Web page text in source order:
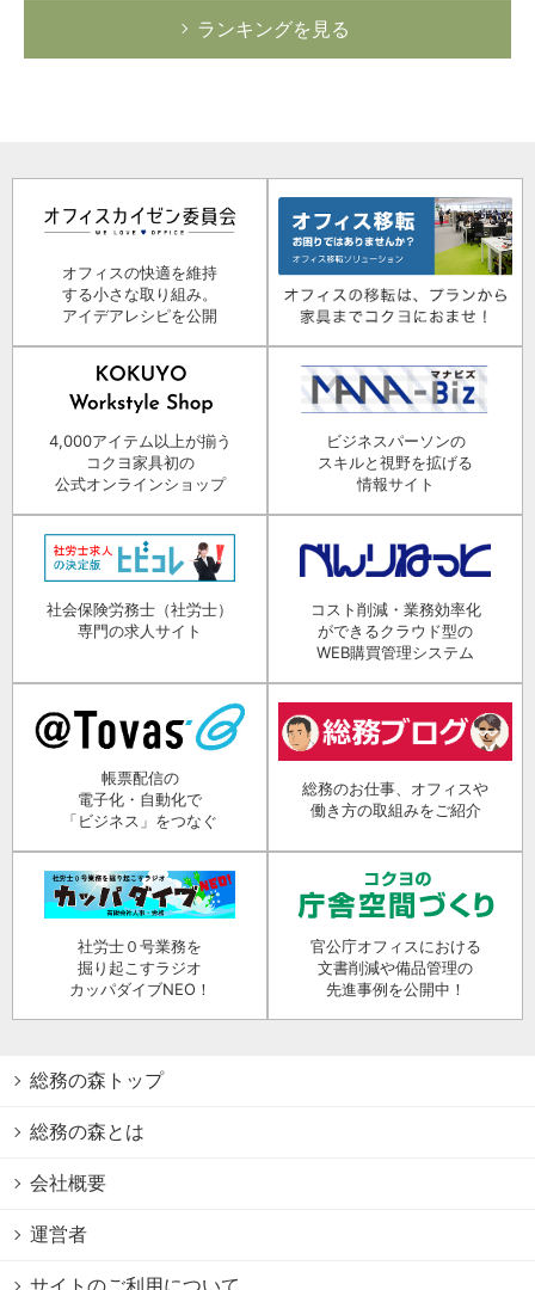
ランキングを見る
オフィスの快適を維持
する小さな取り組み。
アイデアレシピを公開
4,000アイテム以上が揃う
コクヨ家具初の
公式オンラインショップ
ビジネスパーソンの
スキルと視野を拡げる
情報サイト
社会保険労務士（社労士）
専門の求人サイト
コスト削減・業務効率化
ができるクラウド型の
WEB購買管理システム
帳票配信の
電子化・自動化で
「ビジネス」をつなぐ
総務のお仕事、オフィスや
働き方の取組みをご紹介
社労士０号業務を
掘り起こすラジオ
カッパダイブNEO！
官公庁オフィスにおける
文書削減や備品管理の
先進事例を公開中！
総務の森トップ
総務の森とは
会社概要
運営者
サイトのご利用について